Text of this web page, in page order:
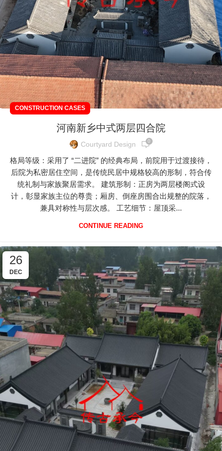
CONSTRUCTION CASES
河南新乡中式两层四合院
Courtyard Design 0
格局等级：采用了 “二进院” 的经典布局，前院用于过渡接待，
后院为私密居住空间，是传统民居中规格较高的形制，符合传
统礼制与家族聚居需求。 建筑形制：正房为两层楼阁式设
计，彰显家族主位的尊贵；厢房、倒座房围合出规整的院落，
兼具对称性与层次感。 工艺细节：屋顶采...
CONTINUE READING
26
DEC